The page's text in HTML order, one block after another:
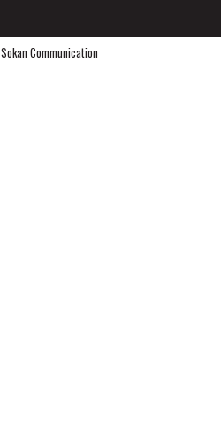
Sokan Communication